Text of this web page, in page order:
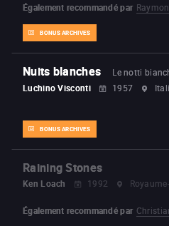
BONUS ARCHIVES
Également recommandé par
Nuits blanches
Le notti
Luchino Visconti
1957
BONUS ARCHIVES
Raining Stones
Ken Loach 1992
Également recommandé par